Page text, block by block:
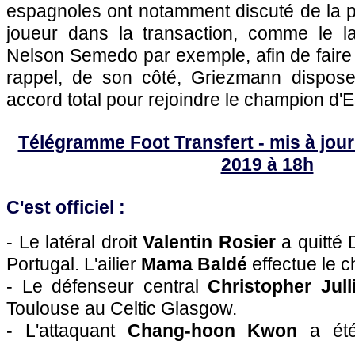
espagnoles ont notamment discuté de la
joueur dans la transaction, comme le
Nelson Semedo par exemple, afin de
rappel, de son côté, Griezmann
accord total pour rejoindre le champion
Télégramme Foot Transfert - mis à
2019 à 18h
C'est officiel :
- Le latéral droitValentin Rosier a quitté
Portugal. L'ailier Mama Baldé effectue le
- Le défenseur central Christopher
Toulouse au Celtic Glasgow.
- L'attaquant Chang-hoon Kwon a